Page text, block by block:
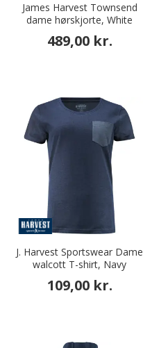
James Harvest Townsend
dame hørskjorte, White
489,00 kr.
J. Harvest Sportswear Dame
walcott T-shirt, Navy
109,00 kr.